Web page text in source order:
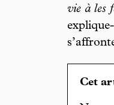
vie à les
Cet